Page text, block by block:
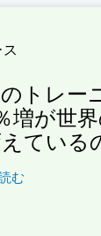
トレー
増が世
ている
む